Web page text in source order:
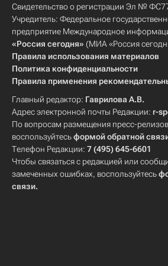
Свидетельство о регистрации Эл №
Учредитель: Федеральное
предприятие Международное
«Россия сегодня» (МИА «Россия
Правила использования материалов
Политика конфиденциальности
Правила применения
Главный редактор: Гаврилова А.В.
Адрес электронной почты Редакции: r-
По вопросам размещения пресс-
воспользуйтесьформой обратной
Телефон Редакции: 7 (495) 645-6601
Чтобы связаться с редакцией или
замеченных ошибках, воспользуйтесь
связи.